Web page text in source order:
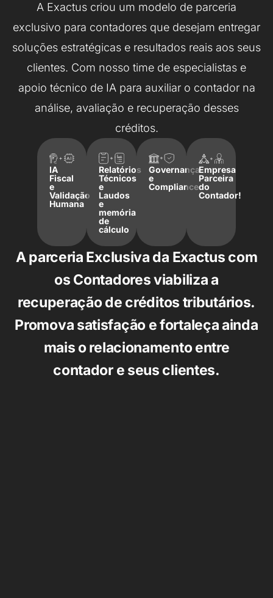
A Exactus criou um modelo de parceria
exclusivo para contadores que desejam entregar
soluções estratégicas e resultados reais aos seus
clientes. Com nosso time de especialistas e
apoio técnico de IA para auxiliar o contador na
análise, avaliação e recuperação desses
créditos.
IA
Fiscal
e
Validação
Humana
Relatórios
Técnicos
e
Laudos
e
memória
de
cálculo
Governança
e
Compliance
Empresa
Parceira
do
Contador!
A parceria Exclusiva da Exactus com
os Contadores viabiliza a
recuperação de créditos tributários.
Promova satisfação e fortaleça ainda
mais o relacionamento entre
contador e seus clientes.